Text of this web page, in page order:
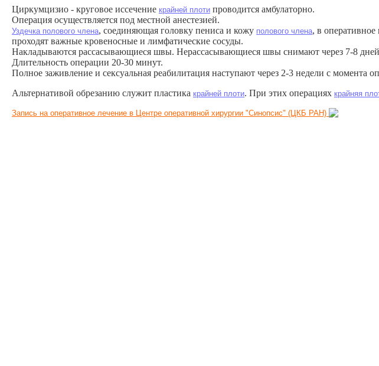
Циркумцизио - круговое иссечение крайней плоти проводится амбулаторно.
Операция осуществляется под местной анестезией.
Уздечка полового члена, соединяющая головку пениса и кожу полового члена, в оперативное
проходят важные кровеносные и лимфатические сосуды.
Накладываются рассасывающиеся швы. Нерассасывающиеся швы снимают через 7-8
Длительность операции 20-30 минут.
Полное заживление и сексуальная реабилитация наступают через 2-3 недели с момента
Альтернативой обрезанию служит пластика крайней плоти. При этих операциях крайняя
Запись на оперативное лечение в Центре оперативной хирургии "Синопсис" (ЦКБ РАН)